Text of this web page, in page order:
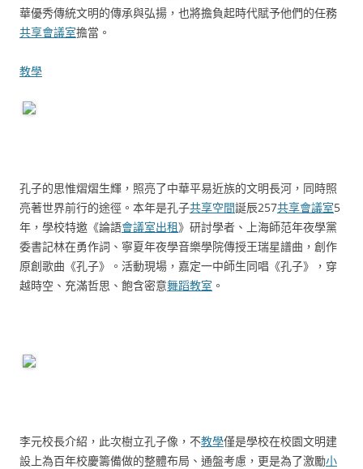
華優秀傳統文明的傳承與弘揚，也將擔負起時代賦予他們的任務
共享會議室擔當。
教學
孔子的思惟熠熠生輝，照亮了中華平易近族的文明長河，同時照
亮著世界前行的途徑。本年是孔子共享空間誕辰257共享會議室5
年，學校特邀《論語會議室出租》研討學者、上海師范年夜學黨
委書記林在勇作詞、寧夏年夜學音樂學院傳授王瑞星譜曲，創作
原創歌曲《孔子》。活動現場，嘉定一中師生同唱《孔子》，穿
越時空、充滿哲思、飽含密意舞蹈教室 。
李元校長介紹，此次樹立孔子像，不教學僅是學校在校園文明建
設上為百年校慶籌備做的整體布局、通盤考慮，更是為了激勵小